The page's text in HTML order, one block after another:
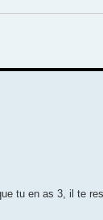
tu en as 3, il te